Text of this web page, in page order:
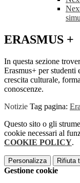
ERASMUS +
In questa sezione
Erasmus+ per studenti
crescita culturale,
conoscenze.
Notizie Tag pagina:
Questo sito o gli
cookie necessari al
COOKIE POLICY.
Personalizza Rifiuta
Gestione cookie